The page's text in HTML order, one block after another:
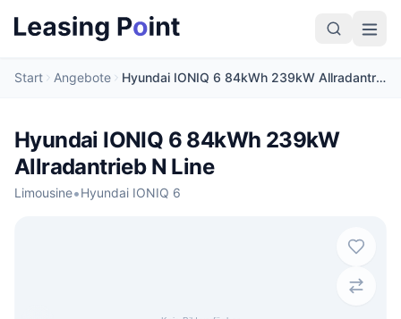
Start Angebote Hyundai IONIQ 6 84kWh 239kW Allradantrieb N Line
Hyundai IONIQ 6 84kWh 239kW
Allradantrieb N Line
Limousine•Hyundai IONIQ 6